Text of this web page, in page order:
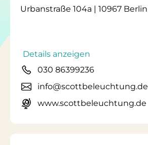
Urbanstraße 104a | 10967 Berlin
Details anzeigen
030 86399236
info@scottbeleuchtung.de
www.scottbeleuchtung.de